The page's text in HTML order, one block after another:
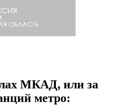
МКАД, или за
метро: